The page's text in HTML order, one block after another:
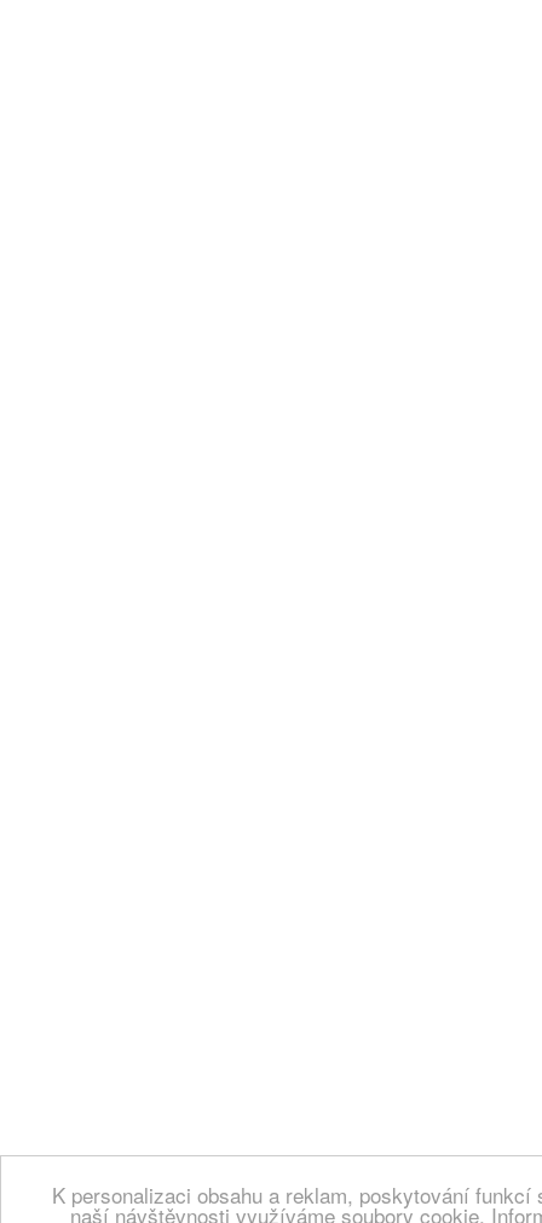
K personalizaci obsahu a reklam, poskytování
naší návštěvnosti využíváme soubory cookie.